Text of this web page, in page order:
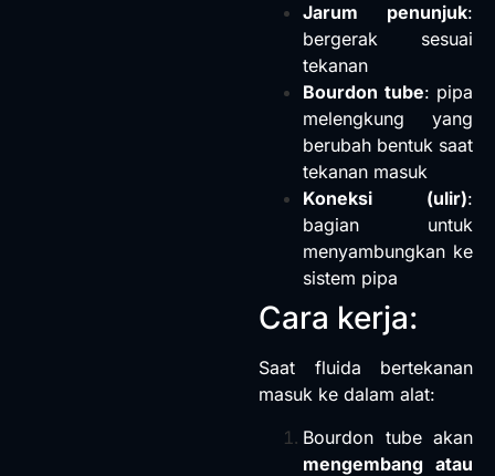
Jarum penunjuk:
bergerak sesuai
tekanan
Bourdon tube: pipa
melengkung yang
berubah bentuk saat
tekanan masuk
Koneksi (ulir):
bagian untuk
menyambungkan ke
sistem pipa
Cara kerja:
Saat fluida bertekanan
masuk ke dalam alat:
Bourdon tube akan
mengembang atau